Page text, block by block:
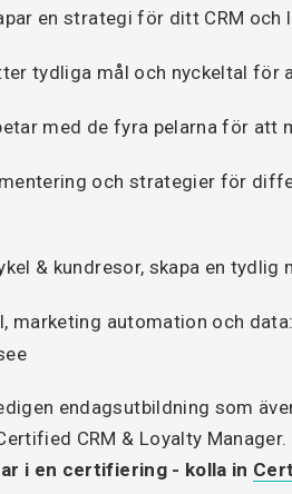
en strategi för ditt CRM
tydliga mål och nyckeltal för
med de fyra pelarna för att
och strategier för
& kundresor, skapa en
marketing automation och
endagsutbildning som
CRM & Loyalty Manager.
i en certifiering - kolla in